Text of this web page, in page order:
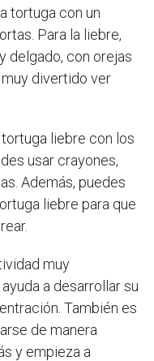
tortuga con un
Para la liebre,
delgado, con orejas
muy divertido ver
liebre con los
usar crayones,
Además, puedes
liebre para que
muy
a desarrollar su
También es
de manera
y empieza a